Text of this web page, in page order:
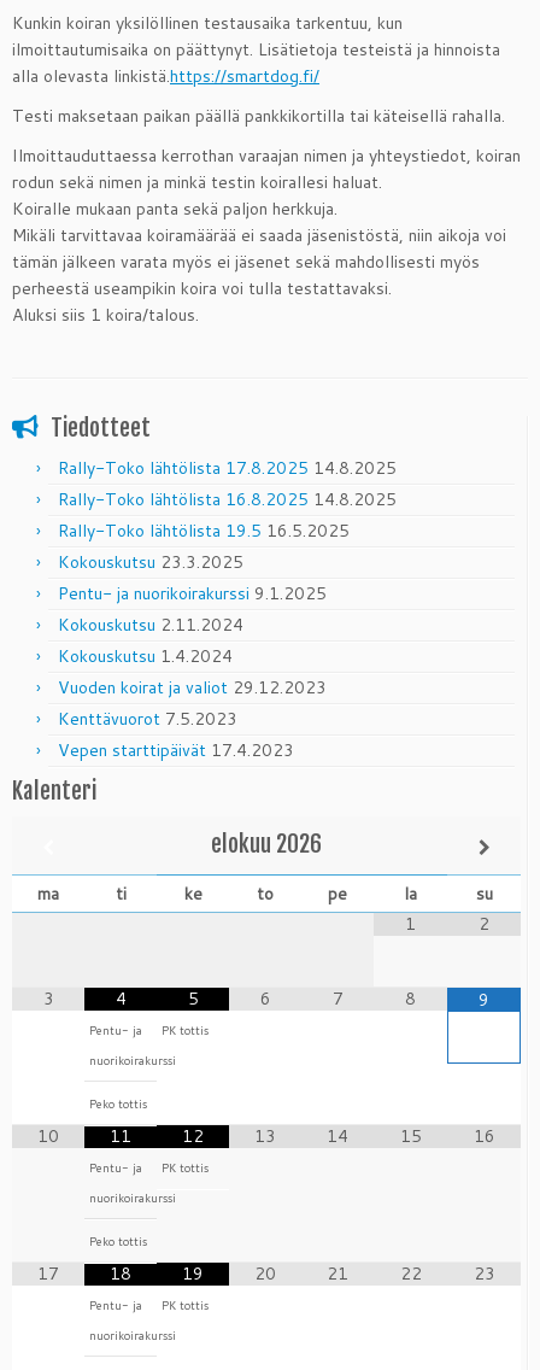
Kunkin koiran yksilöllinen testausaika tarkentuu, kun
ilmoittautumisaika on päättynyt. Lisätietoja testeistä ja hinnoista
alla olevasta linkistä.https://smartdog.fi/
Testi maksetaan paikan päällä pankkikortilla tai käteisellä rahalla.
Ilmoittauduttaessa kerrothan varaajan nimen ja yhteystiedot, koiran
rodun sekä nimen ja minkä testin koirallesi haluat.
Koiralle mukaan panta sekä paljon herkkuja.
Mikäli tarvittavaa koiramäärää ei saada jäsenistöstä, niin aikoja voi
tämän jälkeen varata myös ei jäsenet sekä mahdollisesti myös
perheestä useampikin koira voi tulla testattavaksi.
Aluksi siis 1 koira/talous.
Tiedotteet
Rally-Toko lähtölista 17.8.2025 14.8.2025
Rally-Toko lähtölista 16.8.2025 14.8.2025
Rally-Toko lähtölista 19.5 16.5.2025
Kokouskutsu 23.3.2025
Pentu- ja nuorikoirakurssi 9.1.2025
Kokouskutsu 2.11.2024
Kokouskutsu 1.4.2024
Vuoden koirat ja valiot 29.12.2023
Kenttävuorot 7.5.2023
Vepen starttipäivät 17.4.2023
Kalenteri
elokuu 2026
ma ti ke to pe la
su
1
2
3 4
Pentu- ja
nuorikoirakurssi
Peko tottis
5
PK tottis
6 7 8 9
10 11
Pentu- ja
nuorikoirakurssi
Peko tottis
12
PK tottis
13 14 15 16
17 18
Pentu- ja
nuorikoirakurssi
19
PK tottis
20 21 22 23